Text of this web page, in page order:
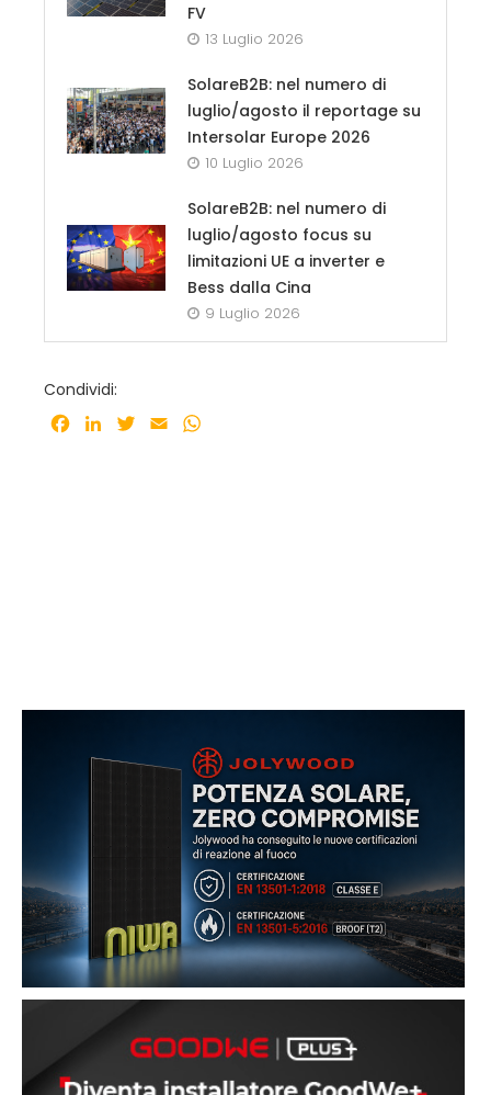
FV
13 Luglio 2026
SolareB2B: nel numero di
luglio/agosto il reportage su
Intersolar Europe 2026
10 Luglio 2026
SolareB2B: nel numero di
luglio/agosto focus su
limitazioni UE a inverter e
Bess dalla Cina
9 Luglio 2026
Condividi:
Facebook
LinkedInTwitter
Email